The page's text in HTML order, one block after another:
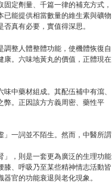
定劑量、千篇一律的補充方式，
已能提供相當數量的維生素與礦物
真有必要，實值得深思。
整人體整體功能，使機體恢復自
康。六味地黃丸的價值，正體現在
中藥材組成。其配伍補中有瀉、
弊。正因該方方義周密、藥性平
」一詞並不陌生。然而，中醫所謂
」，則是一套更為廣泛的生理功能
膝、呼吸乃至某些精神情志活動皆
官的功能衰退與老化現象。